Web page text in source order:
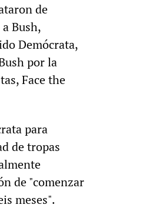
de
Bush,
Demócrata,
por la
Face the
para
de tropas
de "comenzar
meses".